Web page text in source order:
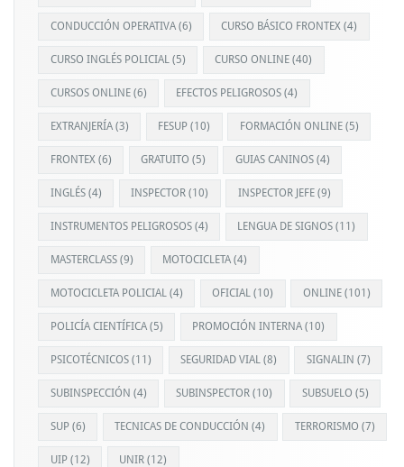
CONDUCCIÓN OPERATIVA(6) CURSO BÁSICO FRONTEX (4)
CURSO INGLÉS POLICIAL (5) CURSO ONLINE (40)
CURSOS ONLINE(6) EFECTOS PELIGROSOS (4)
EXTRANJERÍA(3) FESUP (10) FORMACIÓN ONLINE(5)
FRONTEX (6) GRATUITO (5) GUIAS CANINOS(4)
INGLÉS(4) INSPECTOR (10) INSPECTOR JEFE(9)
INSTRUMENTOS PELIGROSOS(4) LENGUA DE SIGNOS (11)
MASTERCLASS(9) MOTOCICLETA (4)
MOTOCICLETA POLICIAL (4) OFICIAL (10) ONLINE(101)
POLICÍA CIENTÍFICA(5) PROMOCIÓN INTERNA (10)
PSICOTÉCNICOS(11) SEGURIDAD VIAL (8) SIGNALIN (7)
SUBINSPECCIÓN (4) SUBINSPECTOR (10) SUBSUELO (5)
SUP(6) TECNICAS DE CONDUCCIÓN (4) TERRORISMO (7)
UIP(12) UNIR (12)